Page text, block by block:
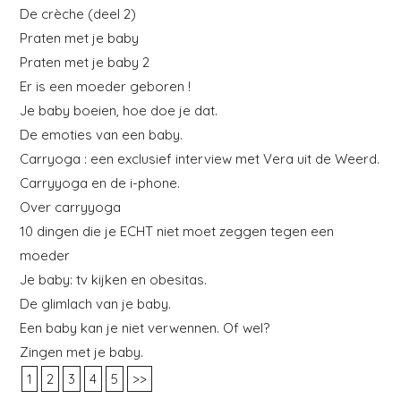
De crèche (deel 2)
Praten met je baby
Praten met je baby 2
Er is een moeder geboren !
Je baby boeien, hoe doe je dat.
De emoties van een baby.
Carryoga : een exclusief interview met Vera uit de Weerd.
Carryyoga en de i-phone.
Over carryyoga
10 dingen die je ECHT niet moet zeggen tegen een
moeder
Je baby: tv kijken en obesitas.
De glimlach van je baby.
Een baby kan je niet verwennen. Of wel?
Zingen met je baby.
1
2 3 4 5 >>